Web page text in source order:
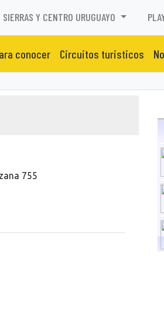
SIERRAS Y CENTRO URUGUAYO
conocer Circuitos turisticos
755